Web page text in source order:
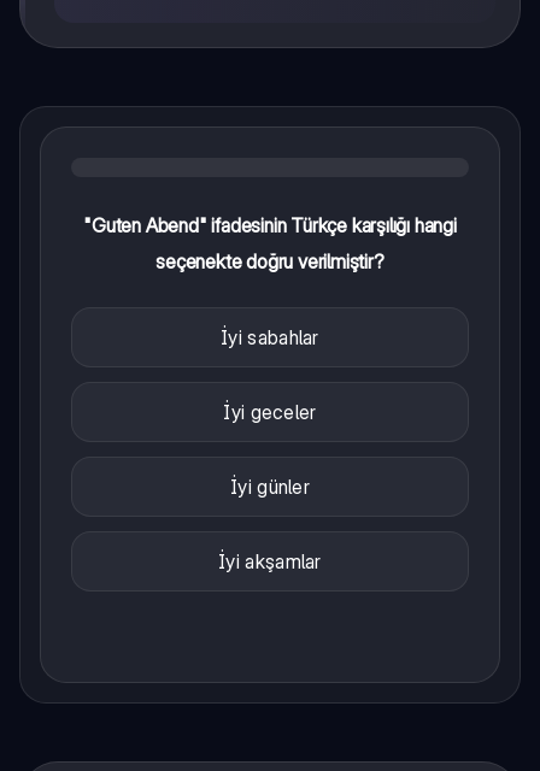
"Guten Abend" ifadesinin Türkçe karşılığı hangi
seçenekte doğru verilmiştir?
İyi sabahlar
İyi geceler
İyi günler
İyi akşamlar